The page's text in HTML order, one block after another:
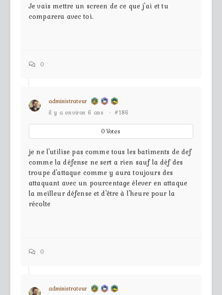
Je vais mettre un screen de ce que j'ai et tu
comparera avec toi.
0
administrateur
il y a environ 6 ans
· #186
0Votes
je ne l'utilise pas comme tous les batiments de def
comme la défense ne sert a rien sauf la déf des
troupe d'attaque comme y aura toujours des
attaquant avec un pourcentage élever en attaque
la meilleur défense et d'être à l'heure pour la
récolte
0
administrateur